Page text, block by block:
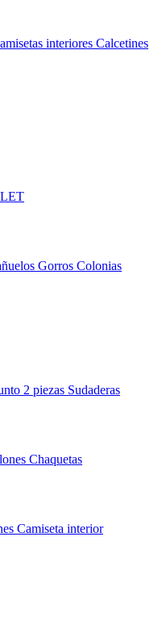
interiores Calcetines
Gorros Colonias
2 piezas Sudaderas
Chaquetas
Camiseta interior